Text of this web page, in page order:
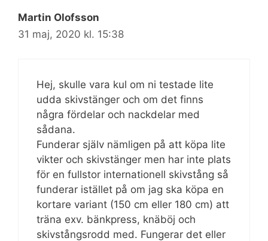
Martin Olofsson
31 maj, 2020 kl. 15:38
Hej, skulle vara kul om ni testade lite
udda skivstänger och om det finns
några fördelar och nackdelar med
sådana.
Funderar själv nämligen på att köpa lite
vikter och skivstänger men har inte plats
för en fullstor internationell skivstång så
funderar istället på om jag ska köpa en
kortare variant (150 cm eller 180 cm) att
träna exv. bänkpress, knäböj och
skivstångsrodd med. Fungerar det eller